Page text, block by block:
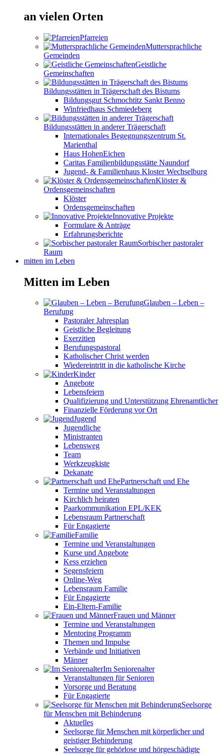
an vielen Orten
Pfarreien
Muttersprachliche
Gemeinden
Geistliche
Gemeinschaften
Bildungsstätten in Trägerschaft des Bistums
Bildungsgut Schmochtitz Sankt Benno
Winfriedhaus Schmiedeberg
Bildungsstätten in anderer Trägerschaft
Internationales Begegnungszentrum St.
Marienthal
Haus HohenEichen
Caritas Familienbildungsstätte Naundorf
Jugend- & Familienhaus Kloster Wechselburg
Klöster &
Ordensgemeinschaften
Klöster
Ordensgemeinschaften
Innovative Projekte
Formulare & Anträge
Erfahrungsberichte
Sorbischer pastoraler
Raum
mitten im Leben
Mitten im Leben
Glauben – Leben –
Berufung
Pastoraler Jahresplan
Geistliche Begleitung
Exerzitien
Berufungspastoral
Katholischer Christ werden
Wiedereintritt in die katholische Kirche
Kinder
Angebote
Lebensfeiern
Qualifizierung und Unterstützung Ehrenamtlicher
Finanzielle Förderung vor Ort
Jugend
Jugendliche
Ministranten
Lebensweg
Team
Werkzeugkiste
Dekanate
Partnerschaft und Ehe
Termine und Veranstaltungen
Kirchlich heiraten
Paarkommunikation EPL/KEK
Lebensraum Partnerschaft
Für Engagierte
Familie
Termine und Veranstaltungen
Kurse und Angebote
Kess erziehen
Segensfeiern
Online-Weg
Lebensraum Familie
Für Engagierte
Ein-Eltern-Familie
Frauen und Männer
Termine und Veranstaltungen
Mentoring Programm
Themen und Impulse
Verbände und Initiativen
Männer
Im Seniorenalter
Veranstaltungen für Senioren
Vorsorge und Beratung
Für Engagierte
Seelsorge
für Menschen mit Behinderung
Aktuelles
Seelsorge für Menschen mit körperlicher und
geistiger Behinderung
Seelsorge für gehörlose und hörgeschädigte